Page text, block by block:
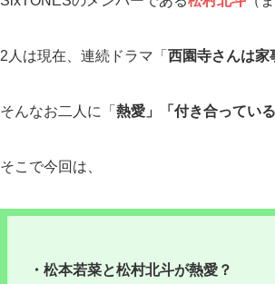
2人は現在、連続ドラマ「 西園寺さんは家
そんなお二人に「 熱愛」「付き合っている
そこで今回は、
・松本若菜と松村北斗が熱愛？